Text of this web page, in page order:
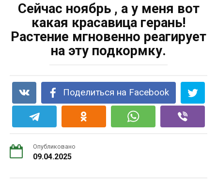
Сейчас ноябрь , а у меня вот
какая красавица герань!
Растение мгновенно реагирует
на эту подкормку.
Поделиться на Facebook
Опубликовано
09.04.2025